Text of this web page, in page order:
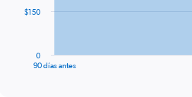
The
90 días antes
0
$150